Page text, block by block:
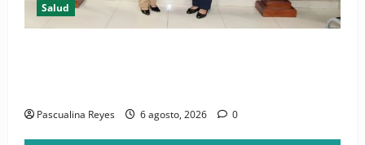
Salud
Pascualina Reyes 6 agosto, 2026 0